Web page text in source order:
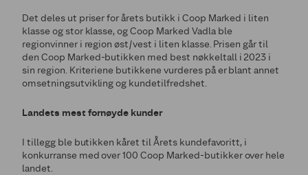
Det deles ut priser for årets butikk i Coop Marked i liten
klasse og stor klasse, og Coop Marked Vadla ble
regionvinner i region øst/vest i liten klasse. Prisen går til
den Coop Marked-butikken med best nøkkeltall i 2023 i
sin region. Kriteriene butikkene vurderes på er blant annet
omsetningsutvikling og kundetilfredshet.
Landets mest fornøyde kunder
I tillegg ble butikken kåret til Årets kundefavoritt, i
konkurranse med over 100 Coop Marked-butikker over hele
landet.